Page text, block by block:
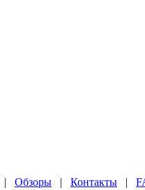
| Обзоры | Контакты |